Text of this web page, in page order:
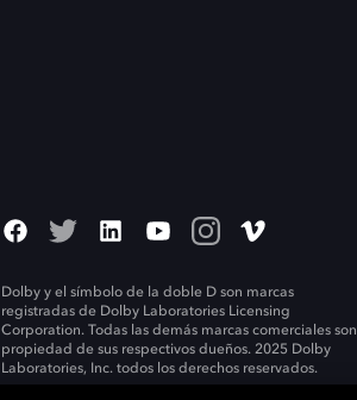
Dolby y el símbolo de la doble D son marcas
registradas de Dolby Laboratories Licensing
Corporation. Todas las demás marcas comerciales son
propiedad de sus respectivos dueños. 2025 Dolby
Laboratories, Inc. todos los derechos reservados.